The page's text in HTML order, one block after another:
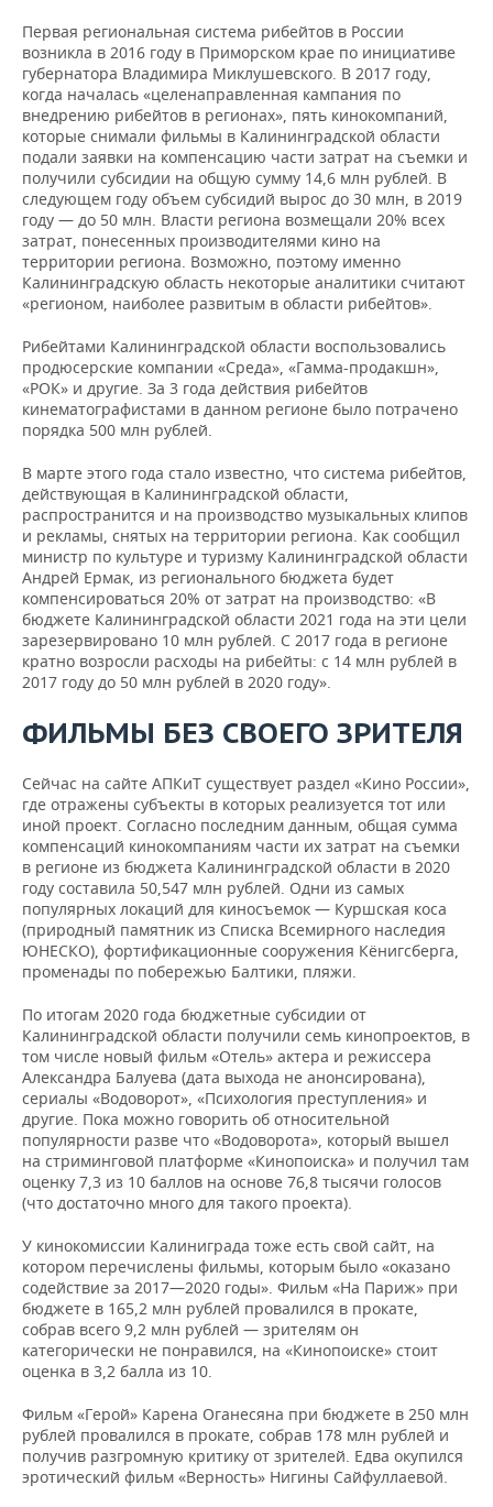
Первая региональная система рибейтов в России
возникла в 2016 году в Приморском крае по инициативе
губернатора Владимира Миклушевского. В 2017 году,
когда началась «целенаправленная кампания по
внедрению рибейтов в регионах», пять кинокомпаний,
которые снимали фильмы в Калининградской области
подали заявки на компенсацию части затрат на съем­ки и
получили субсидии на общую сумму 14,6 млн рублей. В
следующем году объем субсидий вырос до 30 млн, в 2019
году — до 50 млн. Власти региона возмещали 20% всех
затрат, понесенных про­изводителями кино на
территории региона. Возможно, поэтому именно
Калининградскую область некоторые аналитики считают
«регионом, наиболее развитым в области рибейтов».
Рибейтами Калининградской области воспользовались
продюсерские компании «Среда», «Гамма-продакшн»,
«РОК» и другие. За 3 года дей­ствия рибейтов
кинематографистами в данном регионе было потрачено
порядка 500 млн рублей.
В марте этого года стало известно, что система рибейтов,
действующая в Калининградской области,
распространится и на производство музыкальных клипов
и рекламы, снятых на территории региона. Как сообщил
министр по культуре и туризму Калининградской области
Андрей Ермак, из регионального бюджета будет
компенсироваться 20% от затрат на производство: «В
бюджете Калининградской области 2021 года на эти цели
зарезервировано 10 млн рублей. С 2017 года в регионе
кратно возросли расходы на рибейты: с 14 млн рублей в
2017 году до 50 млн рублей в 2020 году».
ФИЛЬМЫ БЕЗ СВОЕГО ЗРИТЕЛЯ
Сейчас на сайте АПКиТ существует раздел «Кино России»,
где отражены субъекты в которых реализуется тот или
иной проект. Согласно последним данным, общая сумма
компенсаций кинокомпаниям части их затрат на съемки
в регионе из бюджета Калининградской области в 2020
году составила 50,547 млн рублей. Одни из самых
популярных локаций для киносъемок — Куршская коса
(природный памятник из Списка Всемирного наследия
ЮНЕСКО), фортификационные сооружения Кёнигсберга,
променады по побережью Балтики, пляжи.
По итогам 2020 года бюджетные субсидии от
Калининградской области получили семь кинопроектов, в
том числе новый фильм «Отель» актера и режиссера
Александра Балуева (дата выхода не анонсирована),
сериалы «Водоворот», «Психология преступления» и
другие. Пока можно говорить об относительной
популярности разве что «Водоворота», который вышел
на стриминговой платформе «Кинопоиска» и получил там
оценку 7,3 из 10 баллов на основе 76,8 тысячи голосов
(что достаточно много для такого проекта).
У кинокомиссии Калиниграда тоже есть свой сайт, на
котором перечислены фильмы, которым было «оказано
содействие за 2017—2020 годы». Фильм «На Париж» при
бюджете в 165,2 млн рублей провалился в прокате,
собрав всего 9,2 млн рублей — зрителям он
категорически не понравился, на «Кинопоиске» стоит
оценка в 3,2 балла из 10.
Фильм «Герой» Карена Оганесяна при бюджете в 250 млн
рублей провалился в прокате, собрав 178 млн рублей и
получив разгромную критику от зрителей. Едва окупился
эротический фильм «Верность» Нигины Сайфуллаевой.